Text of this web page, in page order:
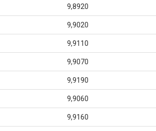
9,8920
9,9020
9,9110
9,9070
9,9190
9,9060
9,9160